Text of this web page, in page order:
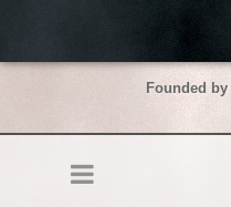
Founded by